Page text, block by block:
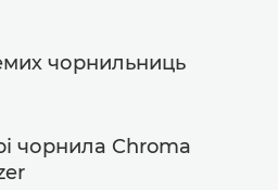
чорнильниць
чорнила Chroma